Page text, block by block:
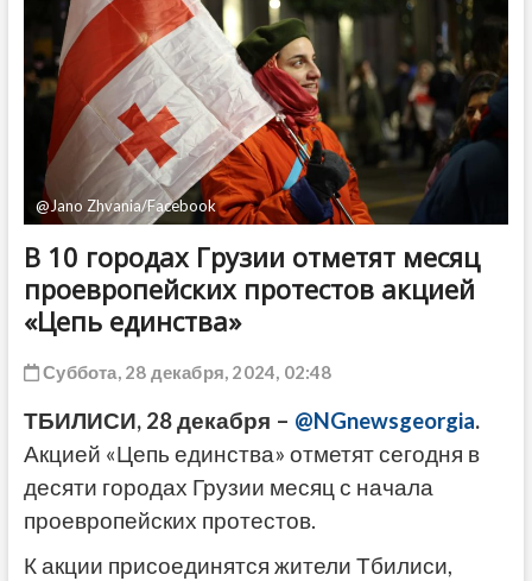
@Jano Zhvania/Facebook
В 10 городах Грузии отметят месяц
проевропейских протестов акцией
«Цепь единства»
Суббота, 28 декабря, 2024, 02:48
ТБИЛИСИ, 28 декабря – @NGnewsgeorgia.
Акцией «Цепь единства» отметят сегодня в
десяти городах Грузии месяц с начала
проевропейских протестов.
К акции присоединятся жители Тбилиси,